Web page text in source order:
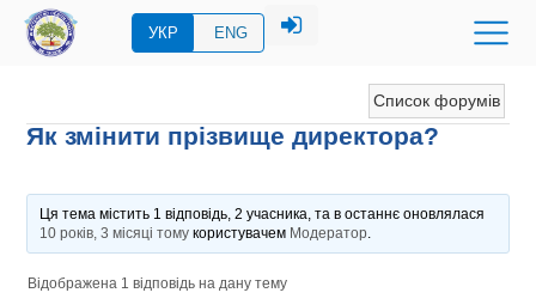
УКР ENG
Список форумів
Як змінити прізвище директора?
Ця тема містить 1 відповідь, 2 учасника, та в останнє оновлялася
10 років, 3 місяці томукористувачем Модератор.
Відображена 1 відповідь на дану тему